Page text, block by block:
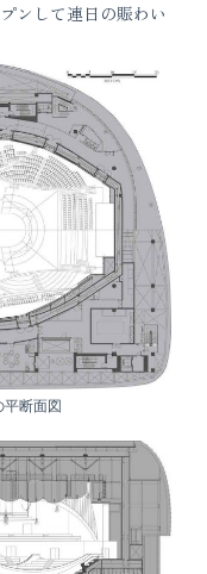
ンして連日の賑わい
平断面図